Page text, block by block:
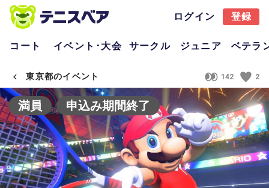
ログイン 登録
コート イベント･大会 サークル ジュニア ベテラ
東京都のイベント 142 2
満員 申込み期間終了